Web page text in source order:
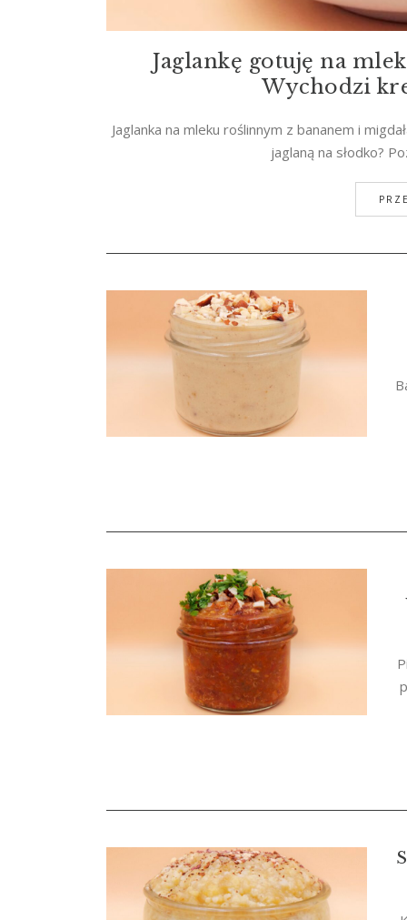
Jaglankę gotuję na
Wychodzi
Jaglanka na mleku roślinnym z bananem i
jaglaną na słodko?